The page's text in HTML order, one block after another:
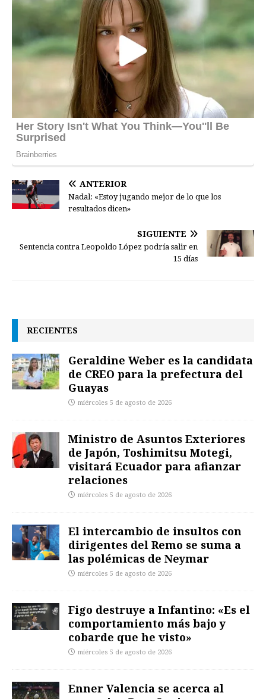
ANTERIOR
Nadal: «Estoy jugando mejor de lo que los
resultados dicen»
SIGUIENTE
Sentencia contra Leopoldo López podría salir en
15 días
RECIENTES
Geraldine Weber es la candidata
de CREO para la prefectura del
Guayas
miércoles 5 de agosto de 2026
Ministro de Asuntos Exteriores
de Japón, Toshimitsu Motegi,
visitará Ecuador para afianzar
relaciones
miércoles 5 de agosto de 2026
El intercambio de insultos con
dirigentes del Remo se suma a
las polémicas de Neymar
miércoles 5 de agosto de 2026
Figo destruye a Infantino: «Es el
comportamiento más bajo y
cobarde que he visto»
miércoles 5 de agosto de 2026
Enner Valencia se acerca al